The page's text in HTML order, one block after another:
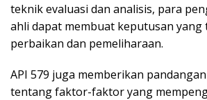
teknik evaluasi dan analisis, para
ahli dapat membuat keputusan
perbaikan dan pemeliharaan.
API 579 juga memberikan
tentang faktor-faktor yang